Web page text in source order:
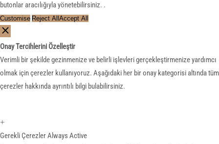
butonlar aracılığıyla yönetebilirsiniz. .
Customise Reject All Accept All
Onay Tercihlerini Özelleştir
Verimli bir şekilde gezinmenize ve belirli işlevleri gerçekleştirmenize yardımcı
olmak için çerezler kullanıyoruz. Aşağıdaki her bir onay kategorisi altında tüm
çerezler hakkında ayrıntılı bilgi bulabilirsiniz.
+
Gerekli ÇerezlerAlways Active